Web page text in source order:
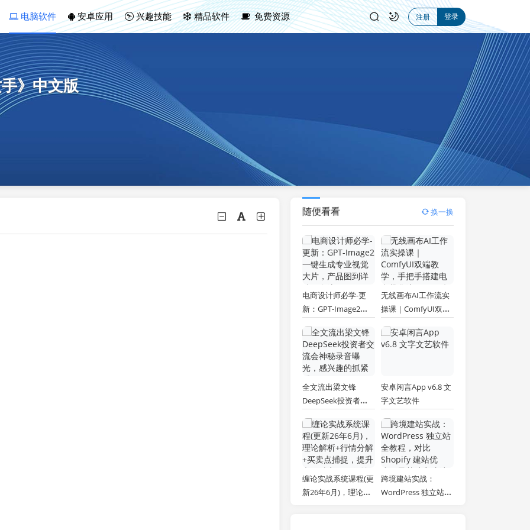
电脑软件 安卓应用 兴趣技能 精品软件 免费资源 注册 登录
》中文版
随便看看 换一换
电商设计师必学-更
新：GPT-Image2一
片，产品图到详情页
全流程
无线画布AI工作流实
操课｜ComfyUI双端
商带货流程，一键批
量产出图文短视频素
全文流出梁文锋
DeepSeek投资者交
感兴趣的抓紧看
安卓闲言App v6.8 文
字文艺软件
缠论实战系统课程(更
新26年6月)，理论解
跨境建站实战：
WordPress 独立站全